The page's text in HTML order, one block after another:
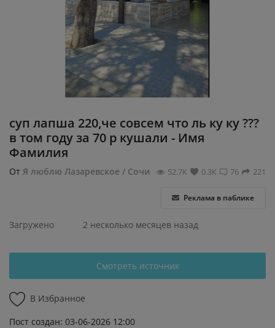
суп лапша 220,че совсем что ль ку ку ???
в том году за 70 р кушали - Имя
Фамилия
От Я люблю Лазаревское / Сочи 221
76
0.3К
52.7К
Реклама в паблике
Загружено 2 несколько месяцев назад
Смотреть источник
В Избранное
Пост создан: 03-06-2026 12:00